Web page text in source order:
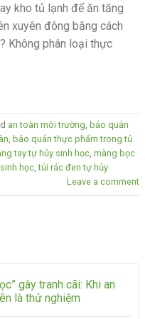
kho tủ lạnh để ăn tăng
xuyên đông bằng cách
Không phân loại thực
an toàn môi trường bảo quản
bảo quản thực phẩm trong tủ
tay tự hủy sinh học màng bọc
học ,túi rác đen tự hủy
Leave a comment
gây tranh cãi: Khi an
là thử nghiệm